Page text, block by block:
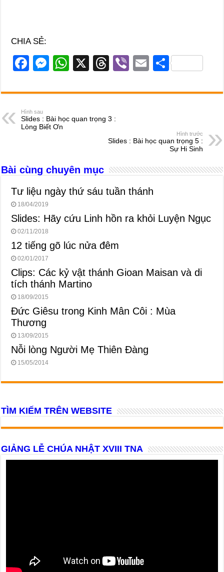
CHIA SẺ:
F
c
e
b
k
M
ss
n
W
at
A
X
T
e
d
s
Vi
er
E
ail
S
ar
Hình sau
Slides : Bài học quan trọng 3 :
Lòng Biết Ơn
Hình trước
Slides : Bài học quan trọng 5 :
Sự Hi Sinh
Bài cùng chuyên mục
Tư liệu ngày thứ sáu tuần thánh
18/04/2019
Slides: Hãy cứu Linh hồn ra khỏi Luyện Ngục
02/11/2018
12 tiếng gõ lúc nửa đêm
02/01/2017
Clips: Các kỷ vật thánh Gioan Maisan và di
tích thánh Martino
18/09/2015
Đức Giêsu trong Kinh Mân Côi : Mùa
Thương
13/09/2015
Nỗi lòng Người Mẹ Thiên Đàng
15/05/2014
TÌM KIẾM TRÊN WEBSITE
GIẢNG LỄ CHÚA NHẬT XVIII TNA